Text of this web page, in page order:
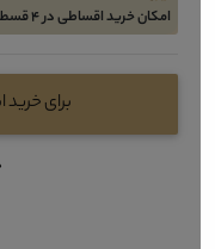
امکان خرید اقساطی در 4 قسط ماهیانه 1216800 تومان بدون سود و چک
برای خرید